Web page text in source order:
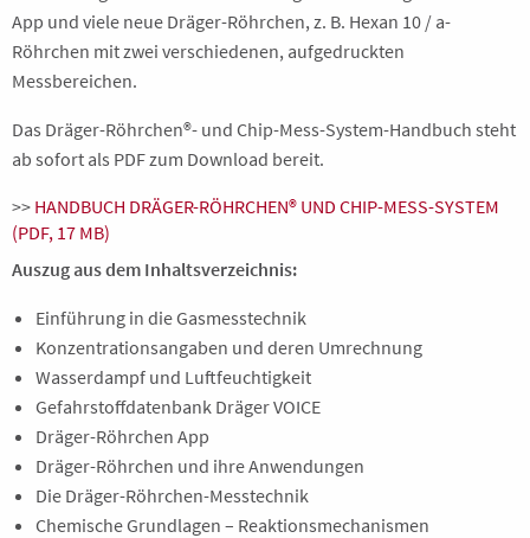
App und viele neue Dräger-Röhrchen, z. B. Hexan 10 / a-
Röhrchen mit zwei verschiedenen, aufgedruckten
Messbereichen.
Das Dräger-Röhrchen®- und Chip-Mess-System-Handbuch steht
ab sofort als PDF zum Download bereit.
>> HANDBUCH DRÄGER-RÖHRCHEN® UND CHIP-MESS-SYSTEM
(PDF, 17 MB)
Auszug aus dem Inhaltsverzeichnis:
Einführung in die Gasmesstechnik
Konzentrationsangaben und deren Umrechnung
Wasserdampf und Luftfeuchtigkeit
Gefahrstoffdatenbank Dräger VOICE
Dräger-Röhrchen App
Dräger-Röhrchen und ihre Anwendungen
Die Dräger-Röhrchen-Messtechnik
Chemische Grundlagen – Reaktionsmechanismen